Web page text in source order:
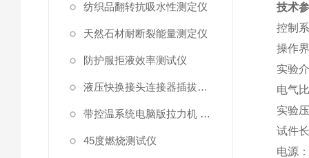
纺织品翻转抗吸水性测定仪
天然石材耐断裂能量测定仪
防护服拒液效率测试仪
液压快换接头连接器插拔泄漏测试仪
带控温系统电脑版拉力机 统电脑版拉力机
45度燃烧测试仪
技术
控制
操作
实验
电气
实验
试件
电源